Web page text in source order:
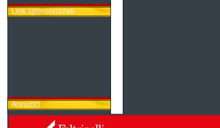
Link sponsorizzati
Annunci